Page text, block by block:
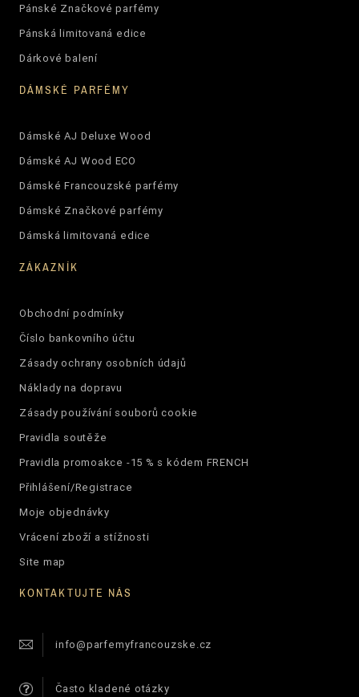
Pánské Značkové parfémy
Pánská limitovaná edice
Dárkové balení
DÁMSKÉ PARFÉMY
Dámské AJ Deluxe Wood
Dámské AJ Wood ECO
Dámské Francouzské parfémy
Dámské Značkové parfémy
Dámská limitovaná edice
ZÁKAZNÍK
Obchodní podmínky
Číslo bankovního účtu
Zásady ochrany osobních údajů
Náklady na dopravu
Zásady používání souborů cookie
Pravidla soutěže
Pravidla promoakce -15 % s kódem FRENCH
Přihlášení/Registrace
Moje objednávky
Vrácení zboží a stížnosti
Site map
KONTAKTUJTE NÁS
info@parfemyfrancouzske.cz
Často kladené otázky